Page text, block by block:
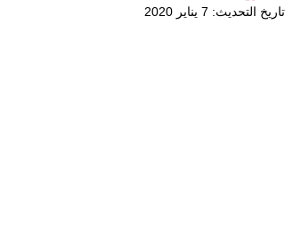
تاريخ التحديث: 7 يناير 2020